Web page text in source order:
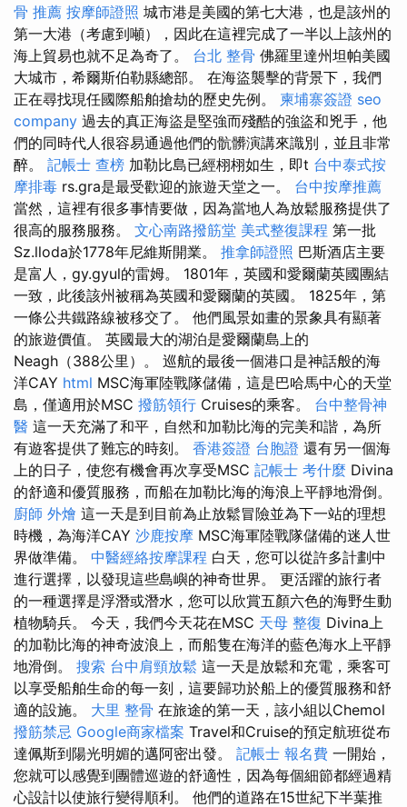
骨 推薦 按摩師證照 城市港是美國的第七大港，也是該州的
第一大港（考慮到噸），因此在這裡完成了一半以上該州的
海上貿易也就不足為奇了。 台北 整骨 佛羅里達州坦帕美國
大城市，希爾斯伯勒縣總部。 在海盜襲擊的背景下，我們
正在尋找現任國際船舶搶劫的歷史先例。 柬埔寨簽證 seo
company 過去的真正海盜是堅強而殘酷的強盜和兇手，他
們的同時代人很容易通過他們的骯髒演講來識別，並且非常
醉。 記帳士 查榜 加勒比島已經栩栩如生，即t 台中泰式按
摩排毒 rs.gra是最受歡迎的旅遊天堂之一。 台中按摩推薦
當然，這裡有很多事情要做，因為當地人為放鬆服務提供了
很高的服務服務。 文心南路撥筋堂 美式整復課程 第一批
Sz.lloda於1778年尼維斯開業。 推拿師證照 巴斯酒店主要
是富人，gy.gyul的雷姆。 1801年，英國和愛爾蘭英國團結
一致，此後該州被稱為英國和愛爾蘭的英國。 1825年，第
一條公共鐵路線被移交了。 他們風景如畫的景象具有顯著
的旅遊價值。 英國最大的湖泊是愛爾蘭島上的
Neagh（388公里）。 巡航的最後一個港口是神話般的海
洋CAY html MSC海軍陸戰隊儲備，這是巴哈馬中心的天堂
島，僅適用於MSC 撥筋領行 Cruises的乘客。 台中整骨神
醫 這一天充滿了和平，自然和加勒比海的完美和諧，為所
有遊客提供了難忘的時刻。 香港簽證 台胞證 還有另一個海
上的日子，使您有機會再次享受MSC 記帳士 考什麼 Divina
的舒適和優質服務，而船在加勒比海的海浪上平靜地滑倒。
廚師 外燴 這一天是到目前為止放鬆冒險並為下一站的理想
時機，為海洋CAY 沙鹿按摩 MSC海軍陸戰隊儲備的迷人世
界做準備。 中醫經絡按摩課程 白天，您可以從許多計劃中
進行選擇，以發現這些島嶼的神奇世界。 更活躍的旅行者
的一種選擇是浮潛或潛水，您可以欣賞五顏六色的海野生動
植物騎兵。 今天，我們今天花在MSC 天母 整復 Divina上
的加勒比海的神奇波浪上，而船隻在海洋的藍色海水上平靜
地滑倒。 搜索 台中肩頸放鬆 這一天是放鬆和充電，乘客可
以享受船舶生命的每一刻，這要歸功於船上的優質服務和舒
適的設施。 大里 整骨 在旅途的第一天，該小組以Chemol
撥筋禁忌 Google商家檔案 Travel和Cruise的預定航班從布
達佩斯到陽光明媚的邁阿密出發。 記帳士 報名費 一開始，
您就可以感覺到團體巡遊的舒適性，因為每個細節都經過精
心設計以使旅行變得順利。 他們的道路在15世紀下半葉推